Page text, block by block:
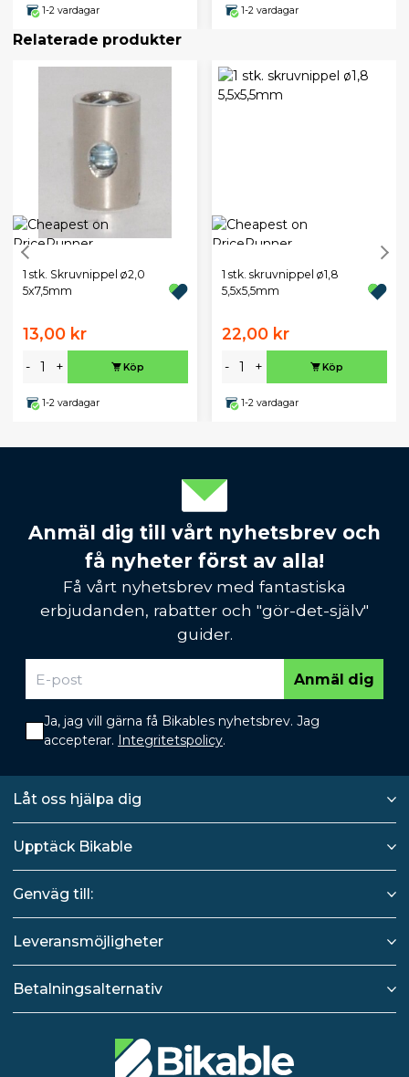
1-2 vardagar 1-2 vardagar
Relaterade produkter
1 stk. Skruvnippel ø2,0
5x7,5mm
13,00 kr
- + Köp
1-2 vardagar
1 stk. skruvnippel ø1,8
5,5x5,5mm
22,00 kr
- + Köp
1-2 vardagar
Anmäl dig till vårt nyhetsbrev och
få nyheter först av alla!
Få vårt nyhetsbrev med fantastiska
erbjudanden, rabatter och "gör-det-själv"
guider.
Anmäl dig
Ja, jag vill gärna få Bikables nyhetsbrev. Jag
accepterar. Integritetspolicy.
Låt oss hjälpa dig
Upptäck Bikable
Genväg till:
Leveransmöjligheter
Betalningsalternativ